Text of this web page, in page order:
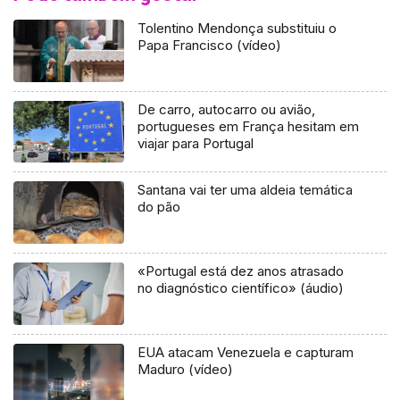
Tolentino Mendonça substituiu o
Papa Francisco (vídeo)
De carro, autocarro ou avião,
portugueses em França hesitam em
viajar para Portugal
Santana vai ter uma aldeia temática
do pão
«Portugal está dez anos atrasado
no diagnóstico científico» (áudio)
EUA atacam Venezuela e capturam
Maduro (vídeo)